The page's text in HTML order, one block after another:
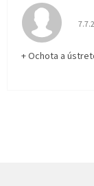
+ Ochota a